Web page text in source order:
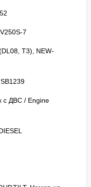
7
T3), NEW-
с ДВС / Engine